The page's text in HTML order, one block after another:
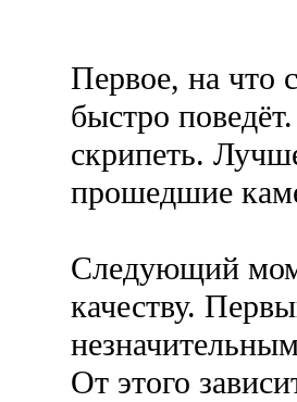
Первое, на что
быстро
скрипеть.
прошедшие
Следующий
качеству.
От этого